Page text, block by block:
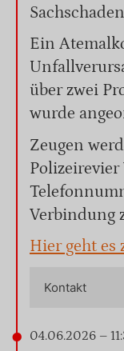
Ein
über zwei
wurde
Zeugen
Verbindung
Hier geht es
Kontakt
04.06.2026 –